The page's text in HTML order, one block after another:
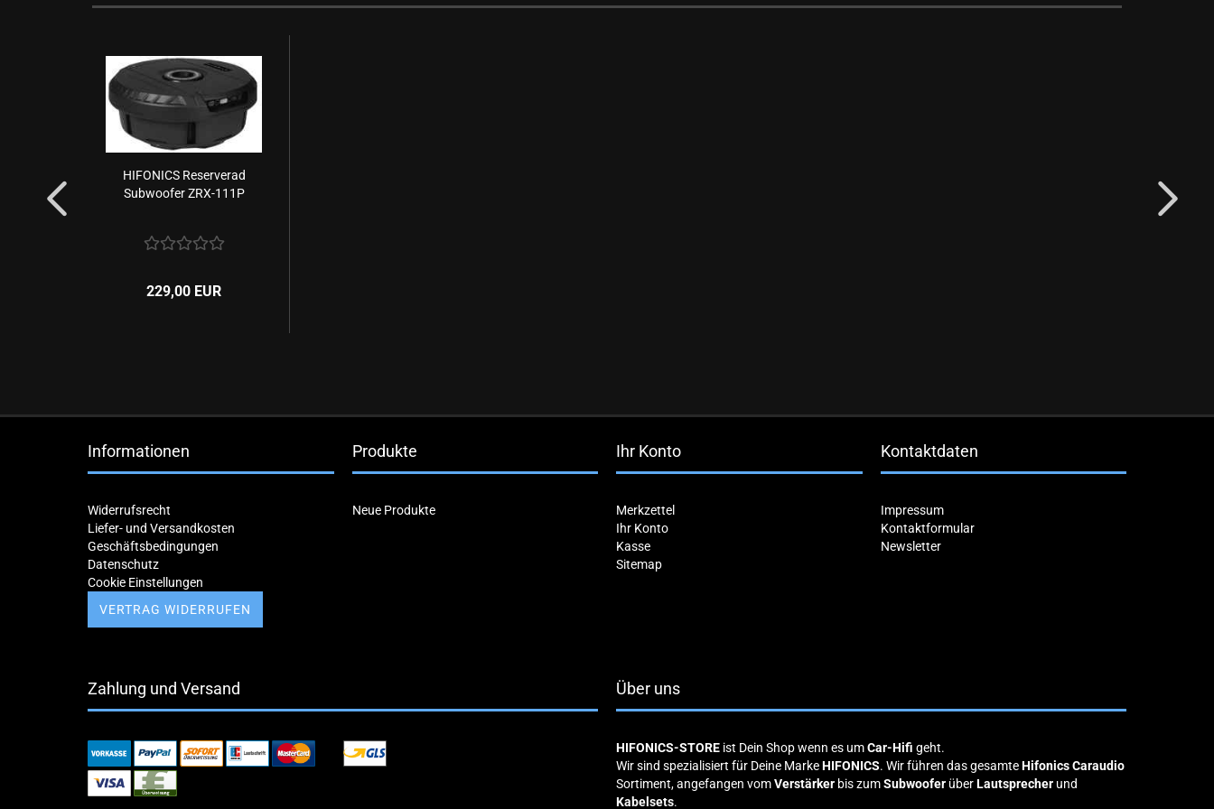
HIFONICS Reserverad
Subwoofer ZRX-111P
229,00 EUR
Informationen
Widerrufsrecht
Liefer- und Versandkosten
Geschäftsbedingungen
Datenschutz
Cookie Einstellungen
VERTRAG WIDERRUFEN
Produkte
Neue Produkte
Ihr Konto
Merkzettel
Ihr Konto
Kasse
Sitemap
Kontaktdaten
Impressum
Kontaktformular
Newsletter
Zahlung und Versand Über uns
HIFONICS-STORE ist Dein Shop wenn es umCar-Hifi geht.
Wir sind spezialisiert für Deine MarkeHIFONICS. Wir führen das gesamteHifonicsCaraudio
Sortiment, angefangen vomVerstärker bis zumSubwoofer überLautsprecher und
Kabelsets.